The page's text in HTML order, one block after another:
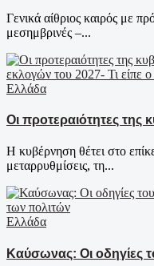
Γενικά αίθριος καιρός με
μεσημβρινές –...
Ελλάδα
Οι προτεραιότητες της
Η κυβέρνηση θέτει στο
μεταρρυθμίσεις, τη...
Ελλάδα
Καύσωνας: Οι οδηγίες